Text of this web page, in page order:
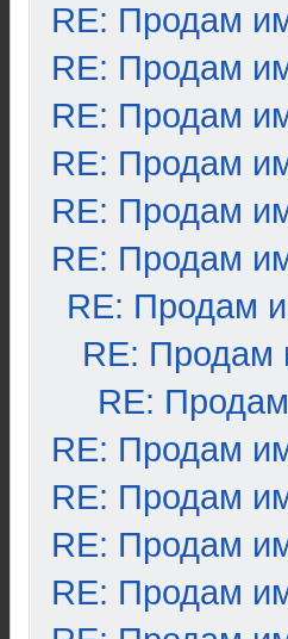
RE: Продам
RE: Продам
RE: Продам
RE: Продам
RE: Продам
RE: Продам
RE: Продам
RE: Продам
RE:
RE: Продам
RE: Продам
RE: Продам
RE: Продам